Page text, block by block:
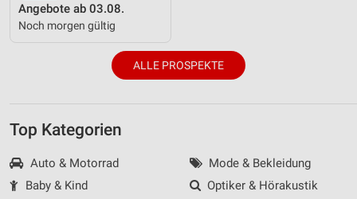
Angebote ab 03.08.
Noch morgen gültig
ALLE PROSPEKTE
Top Kategorien
Auto & Motorrad
Baby & Kind
Mode & Bekleidung
Optiker & Hörakustik